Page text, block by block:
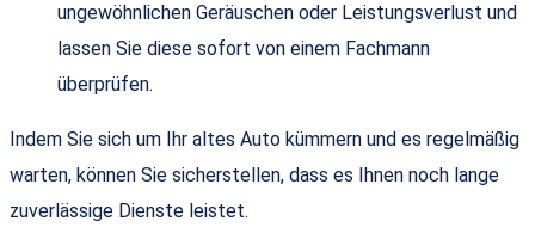
ungewöhnlichen Geräuschen oder Leistungsverlust und
lassen Sie diese sofort von einem Fachmann
überprüfen.
Indem Sie sich um Ihr altes Auto kümmern und es regelmäßig
warten, können Sie sicherstellen, dass es Ihnen noch lange
zuverlässige Dienste leistet.